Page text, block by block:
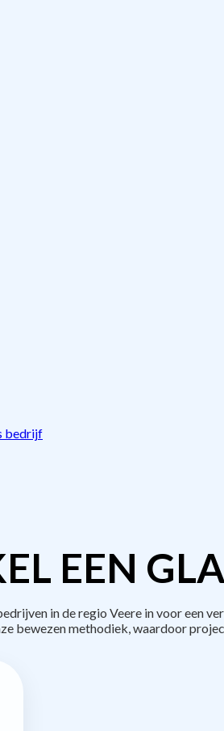
bedrijf
EEN
in de regio Veere in voor een
bewezen methodiek, waardoor